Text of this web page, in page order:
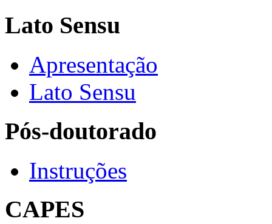
Lato Sensu
Apresentação
Lato Sensu
Pós-doutorado
Instruções
CAPES